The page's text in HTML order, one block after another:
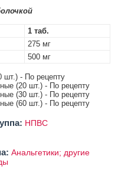
1 таб.
275 мг
500 мг
шт.) - По рецепту
(20 шт.) - По рецепту
(30 шт.) - По рецепту
(60 шт.) - По рецепту
НПВС
Анальгетики; другие